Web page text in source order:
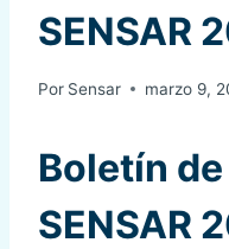
SENSAR
Por Sensar marzo 9,
Boletín
SENSAR